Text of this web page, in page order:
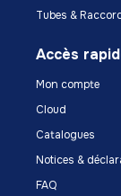
Tubes &
Accès
Mon compte
Cloud
Catalogues
Notices &
FAQ